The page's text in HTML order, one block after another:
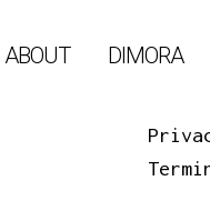
ABOUT DIMORA